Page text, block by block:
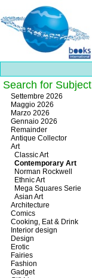
Best
slots
online
https://onlineslots.money/
Search for Subject
Settembre 2026
Maggio 2026
Marzo 2026
Gennaio 2026
Remainder
Antique Collector
Art
Classic Art
Contemporary Art
Norman Rockwell
Ethnic Art
Mega Squares Serie
Asian Art
Architecture
Comics
Cooking, Eat & Drink
Interior design
Design
Erotic
Fairies
Fashion
Gadget